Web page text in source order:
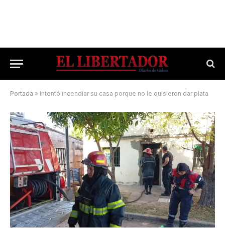
Portada » Intentó incendiar su casa porque no le quisieron dar plata